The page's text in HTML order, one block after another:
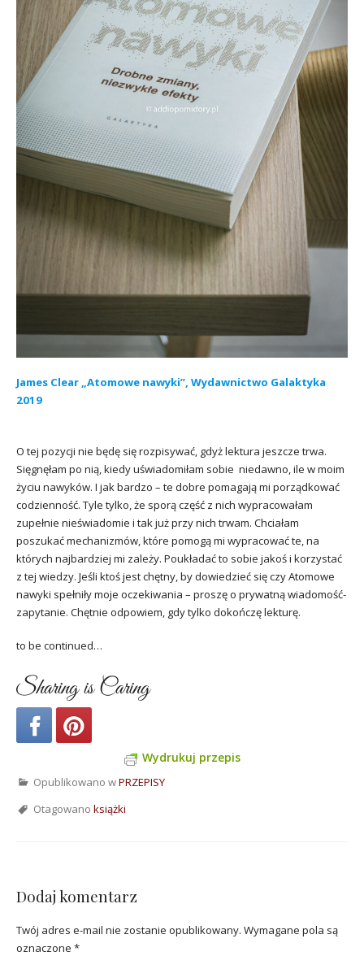
James Clear „Atomowe nawyki”, Wydawnictwo Galaktyka
2019
O tej pozycji nie będę się rozpisywać, gdyż lektura jeszcze trwa.
Sięgnęłam po nią, kiedy uświadomiłam sobie niedawno, ile w moim
życiu nawyków. I jak bardzo – te dobre pomagają mi porządkować
codzienność. Tyle tylko, że sporą część z nich wypracowałam
zupełnie nieświadomie i tak już przy nich trwam. Chciałam
poszukać mechanizmów, które pomogą mi wypracować te, na
których najbardziej mi zależy. Poukładać to sobie jakoś i korzystać
z tej wiedzy. Jeśli ktoś jest chętny, by dowiedzieć się czy Atomowe
nawyki spełniły moje oczekiwania – proszę o prywatną wiadomość-
zapytanie. Chętnie odpowiem, gdy tylko dokończę lekturę.
to be continued…
Sharing is Caring
Wydrukuj przepis
Opublikowano wPRZEPISY
Otagowano książki
Dodaj komentarz
Twój adres e-mail nie zostanie opublikowany. Wymagane pola są
oznaczone *